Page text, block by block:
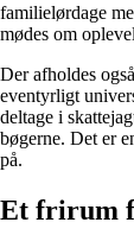
familielørdage
mødes om
Der afholdes
eventyrligt
deltage i
bøgerne. Det er
på.
Et frirum